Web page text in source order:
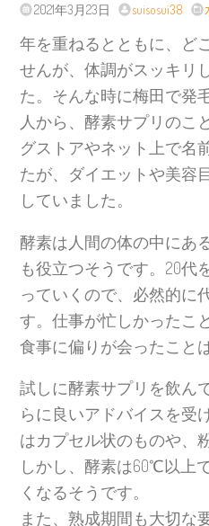
2021年3月23日 suisosui38
年を重ねるとともに、ど
せんが、体調がスッキリ
た。そんな時に梅田で発
人から、酵素サプリのこ
グストアやネット上で名
たが、ダイエットや美容
していました。
酵素は人間の体の中にあ
も役立つそうです。20代
っていくので、必然的に
す。仕事が忙しかったこ
食事に偏りが会ったこと
試しに酵素サプリを飲ん
らに良いアドバイスを受
はカプセル状のものや、
しかし、酵素は60℃以上
くなるそうです。
また、熟成期間も大切な